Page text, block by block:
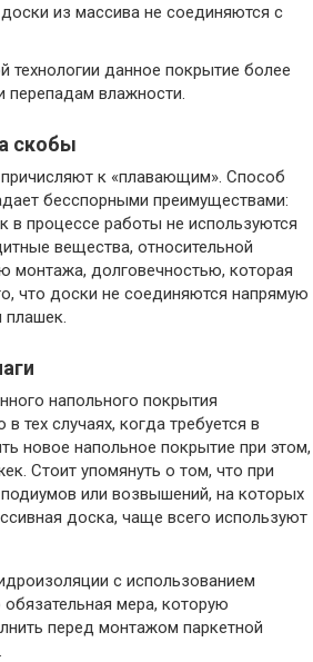
из массива не соединяются с
технологии данное покрытие более
перепадам влажности.
скобы
к «плавающим». Способ
бесспорными преимуществами:
в процессе работы не используются
вещества, относительной
монтажа, долговечностью, которая
что доски не соединяются напрямую
плашек.
напольного покрытия
тех случаях, когда требуется в
новое напольное покрытие при этом,
Стоит упомянуть о том, что при
или возвышений, на которых
доска, чаще всего используют
с использованием
обязательная мера, которую
перед монтажом паркетной